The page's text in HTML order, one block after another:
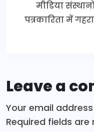
मीडिया
पत्रकारिता में
Leave a
Your email
Required fields are